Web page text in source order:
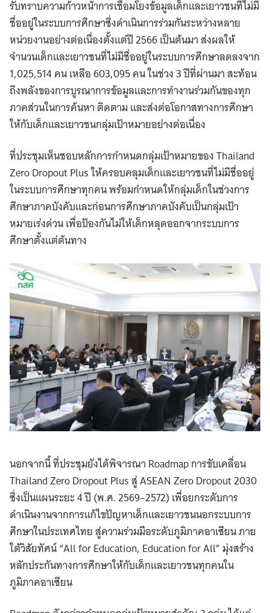
รับทราบความก้าวหน้าการเชื่อมโยงข้อมูลเด็กและเยาวชนที่ไม่มี
ชื่ออยู่ในระบบการศึกษาซึ่งดำเนินการร่วมกันระหว่างหลาย
หน่วยงานอย่างต่อเนื่องตั้งแต่ปี 2566 เป็นต้นมา ส่งผลให้
จำนวนเด็กและเยาวชนที่ไม่มีชื่ออยู่ในระบบการศึกษาลดลงจาก
1,025,514 คน เหลือ 603,095 คน ในช่วง 3 ปีที่ผ่านมา สะท้อน
ถึงพลังของการบูรณาการข้อมูลและการทำงานร่วมกันของทุก
ภาคส่วนในการค้นหา ติดตาม และส่งต่อโอกาสทางการศึกษา
ให้กับเด็กและเยาวชนกลุ่มเป้าหมายอย่างต่อเนื่อง
ที่ประชุมเห็นชอบหลักการกำหนดกลุ่มเป้าหมายของ Thailand
Zero Dropout Plus ให้ครอบคลุมเด็กและเยาวชนที่ไม่มีชื่ออยู่
ในระบบการศึกษาทุกคน พร้อมกำหนดให้กลุ่มเด็กในช่วงการ
ศึกษาภาคบังคับและก่อนการศึกษาภาคบังคับเป็นกลุ่มเป้า
หมายเร่งด่วน เพื่อป้องกันไม่ให้เด็กหลุดออกจากระบบการ
ศึกษาตั้งแต่ต้นทาง
นอกจากนี้ ที่ประชุมยังได้พิจารณา Roadmap การขับเคลื่อน
Thailand Zero Dropout Plus สู่ ASEAN Zero Dropout 2030
ซึ่งเป็นแผนระยะ 4 ปี (พ.ศ. 2569–2572) เพื่อยกระดับการ
ดำเนินงานจากการแก้ไขปัญหาเด็กและเยาวชนนอกระบบการ
ศึกษาในประเทศไทย สู่ความร่วมมือระดับภูมิภาคอาเซียน ภาย
ใต้วิสัยทัศน์ “All for Education, Education for All” มุ่งสร้าง
หลักประกันทางการศึกษาให้กับเด็กและเยาวชนทุกคนใน
ภูมิภาคอาเซียน